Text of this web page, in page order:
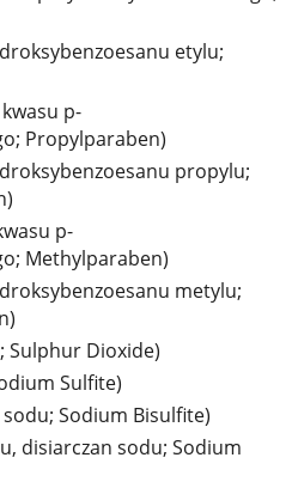
etylu;
p-
Propylparaben)
propylu;
p-
Methylparaben)
metylu;
Sulphur Dioxide)
Sulfite)
Sodium Bisulfite)
disiarczan sodu; Sodium